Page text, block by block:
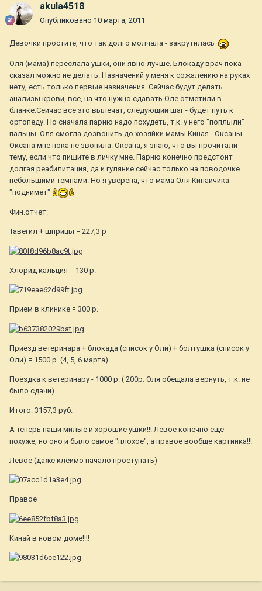
akula4518
Опубликовано 10 марта, 2011
Девочки простите, что так долго молчала - закрутилась
Оля (мама) переслала ушки, они явно лучше. Блокаду врач пока
сказал можно не делать. Назначений у меня к сожалению на руках
нету, есть только первые назначения. Сейчас будут делать
анализы крови, всё, на что нужно сдавать Оле отметили в
бланке.Сейчас всё это вылечат, следующий шаг - будет путь к
ортопеду. Но сначала парню надо похудеть, т.к. у него "поплыли"
пальцы. Оля смогла дозвонить до хозяйки мамы Киная - Оксаны.
Оксана мне пока не звонила. Оксана, я знаю, что вы прочитали
тему, если что пишите в личку мне. Парню конечно предстоит
долгая реабилитация, да и гуляние сейчас только на поводочке
небольшими темпами. Но я уверена, что мама Оля Кинайчика
"поднимет"
Фин.отчет:
Тавегил + шприцы = 227,3 р
Хлорид кальция = 130 р.
Прием в клинике = 300 р.
Приезд ветеринара + блокада (список у Оли) + болтушка (список у
Оли) = 1500 р. (4, 5, 6 марта)
Поездка к ветеринару - 1000 р. ( 200р. Оля обещала вернуть, т.к. не
было сдачи)
Итого: 3157,3 руб.
А теперь наши милые и хорошие ушки!!! Левое конечно еще
похуже, но оно и было самое "плохое", а правое вообще картинка!!!
Левое (даже клеймо начало проступать)
Правое
Кинай в новом доме!!!!